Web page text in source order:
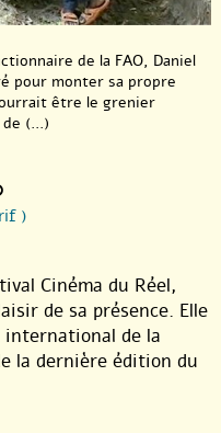
de la FAO, Daniel
pour monter sa propre
être le grenier
(...)
)
Cinéma du Réel,
de sa présence. Elle
de la
la dernière édition du